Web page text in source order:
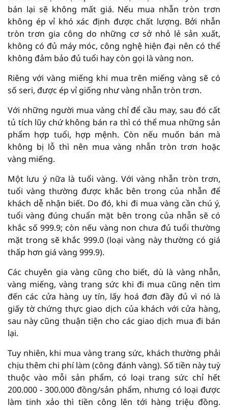
bán lại sẽ không mất giá. Nếu mua nhẫn tròn trơn
không ép vỉ khó xác định được chất lượng. Bởi nhẫn
tròn trơn gia công do những cơ sở nhỏ lẻ sản xuất,
không có đủ máy móc, công nghệ hiện đại nên có thể
không đảm bảo đủ tuổi hay còn gọi là vàng non.
Riêng với vàng miếng khi mua trên miếng vàng sẽ có
số seri, được ép vỉ giống như vàng nhẫn tròn trơn.
Với những người mua vàng chỉ để cầu may, sau đó cất
tủ tích lũy chứ không bán ra thì có thể mua những sản
phẩm hợp tuổi, hợp mệnh. Còn nếu muốn bán mà
không bị lỗ thì nên mua vàng nhẫn tròn trơn hoặc
vàng miếng.
Một lưu ý nữa là tuổi vàng. Với vàng nhẫn tròn trơn,
tuổi vàng thường được khắc bên trong của nhẫn để
khách dễ nhận biết. Do đó, khi đi mua vàng cần chú ý,
tuổi vàng đúng chuẩn mặt bên trong của nhẫn sẽ có
khắc số 999.9; còn nếu vàng non chưa đủ tuổi thường
mặt trong sẽ khắc 999.0 (loại vàng này thường có giá
thấp hơn giá vàng 999.9).
Các chuyên gia vàng cũng cho biết, dù là vàng nhẫn,
vàng miếng, vàng trang sức khi đi mua cũng nên tìm
đến các cửa hàng uy tín, lấy hoá đơn đầy đủ vì nó là
giấy tờ chứng thực giao dịch của khách với cửa hàng,
sau này cũng thuận tiện cho các giao dịch mua đi bán
lại.
Tuy nhiên, khi mua vàng trang sức, khách thường phải
chịu thêm chi phí làm (công đánh vàng). Số tiền này tuỳ
thuộc vào mỗi sản phẩm, có loại trang sức chỉ hết
200.000 - 300.000 đồng/sản phẩm, nhưng có loại được
làm tinh xảo thì tiền công lên tới hàng triệu đồng.